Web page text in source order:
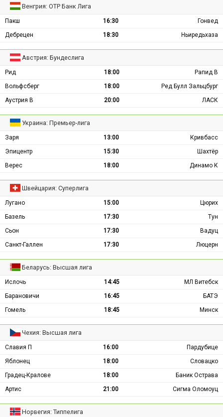
Венгрия: ОТР Банк Лига
Пакш 16:30
Гонвед
Дебрецен
18:30 Ньиредьхаза
Австрия: Бундеслига
Рид 18:00
Рапид В
Вольфсберг
18:00
Ред Булл Зальцбург
Аустрия В
20:00 ЛАСК
Украина: Премьер-лига
Заря 13:00
Кривбасс
Эпицентр
15:30
Шахтёр
Верес
18:00 Динамо К
Швейцария: Суперлига
Лугано 15:00
Цюрих
Базель
17:30
Тун
Сьон
17:30
Вадуц
Санкт-Галлен
17:30 Люцерн
Беларусь: Высшая лига
Ислочь 14:45
МЛ Витебск
Барановичи
16:45
БАТЭ
Гомель
18:45 Минск
Чехия: Высшая лига
Славия П 16:00
Пардубице
Яблонец
18:00
Словацко
Градец-Кралове
18:00
Баник Острава
Артис
21:00 Сигма Оломоуц
Норвегия: Типпелига